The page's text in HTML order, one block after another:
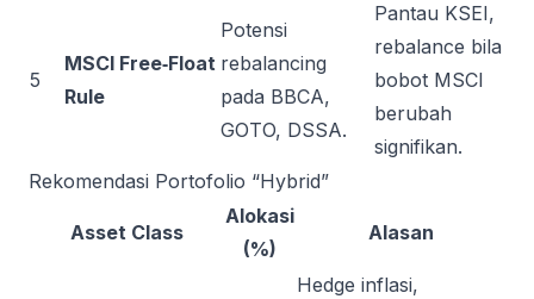
5
MSCI Free‑Float
Rule
Potensi
rebalancing
pada BBCA,
GOTO, DSSA.
Pantau KSEI,
rebalance bila
bobot MSCI
berubah
signifikan.
Rekomendasi Portofolio “Hybrid”
Asset Class
Alokasi
(%)
Alasan
Hedge inflasi,